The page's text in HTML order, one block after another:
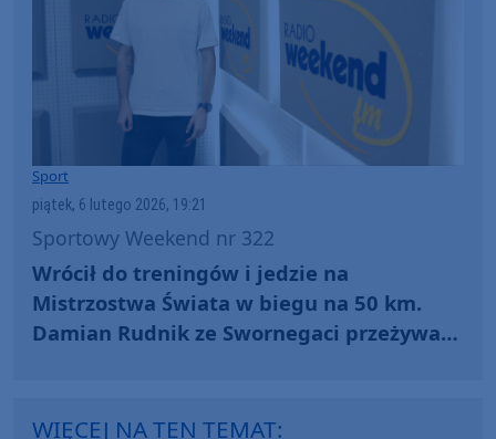
Sport
piątek, 6 lutego 2026, 19:21
Sportowy Weekend nr 322
Wrócił do treningów i jedzie na
Mistrzostwa Świata w biegu na 50 km.
Damian Rudnik ze Swornegaci przeżywa
WIĘCEJ NA TEN TEMAT: